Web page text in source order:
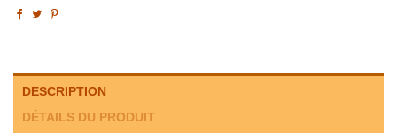
DESCRIPTION
DÉTAILS DU PRODUIT